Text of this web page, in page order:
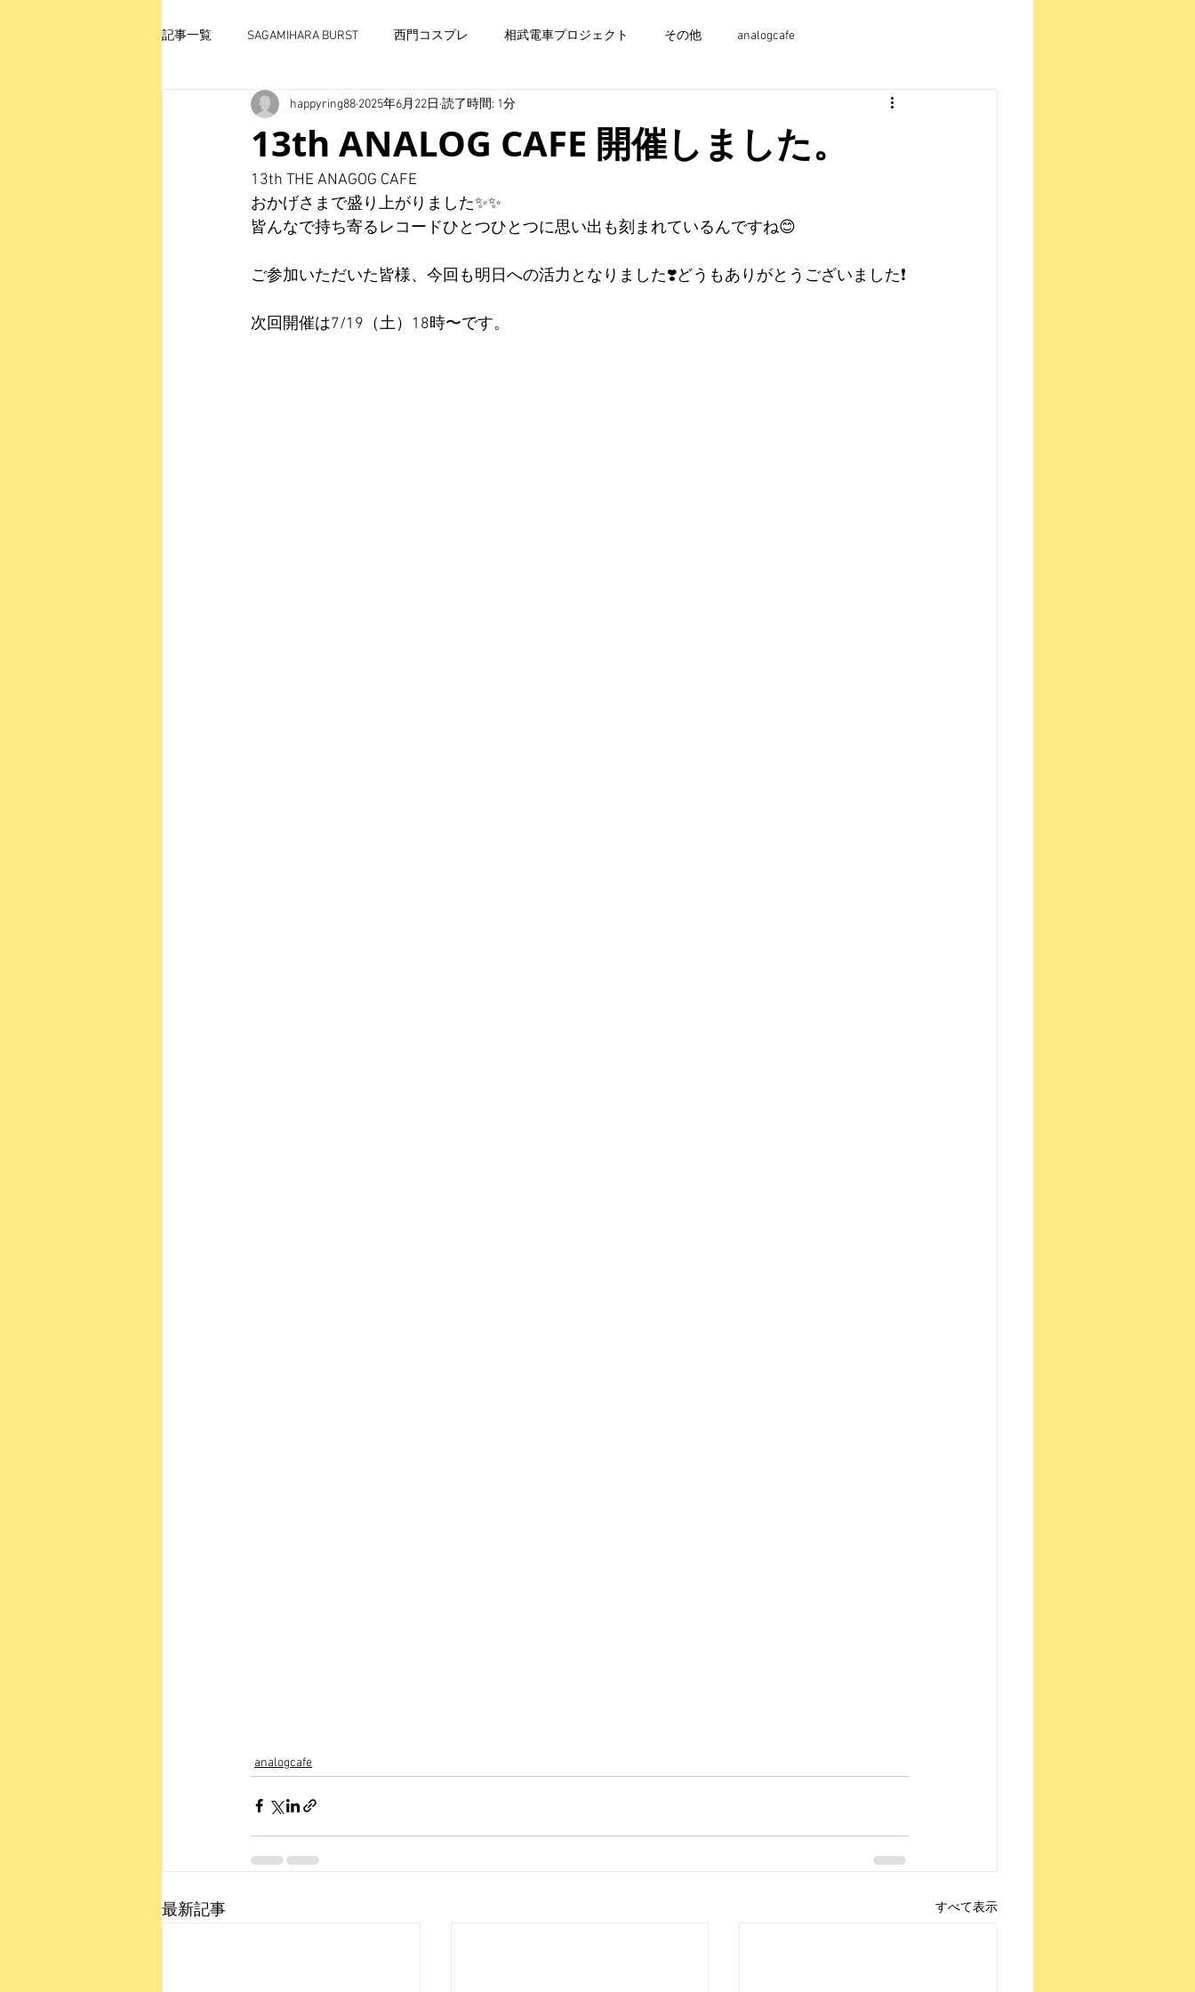
記事一覧 SAGAMIHARA BURST 西門コスプレ 相武電車プロジェクト その他 analogcafe
13th ANALOG CAFE 開催しました。
happyring88 2025年6月22日 読了時間: 1分
13th THE ANAGOG CAFE
おかげさまで盛り上がりました✨✨
皆んなで持ち寄るレコードひとつひとつに思い出も刻まれているんですね😊
ご参加いただいた皆様、今回も明日への活力となりました❣️どうもありがとうございました❗️
次回開催は7/19（土）18時〜です。
analogcafe
最新記事 すべて表示